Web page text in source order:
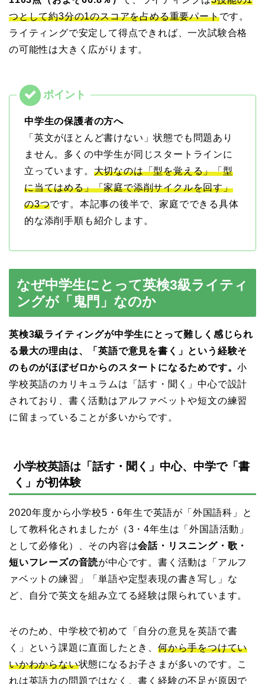
つとして約3分の1のスコアを占める重要パートです。
ライティングで安定して得点できれば、一次試験合格
の可能性は大きく広がります。
中学生の保護者の方へ
「英文がほとんど書けない」状態でも問題あり
ません。多くの中学生が同じスタートラインに
立っています。 大切なのは「型を覚える」「型
に当てはめる」「家庭で添削サイクルを回す」
の3つです。本記事の後半で、家庭でできる具体
的な添削手順も紹介します。
なぜ中学生にとって英検3級ライティ
ングが「鬼門」なのか
英検3級ライティングが中学生にとって難しく感じられ
る最大の理由は、「英語で意見を書く」という経験そ
のものがほぼゼロからのスタートになるためです。小
学校英語のカリキュラムは「話す・聞く」中心で設計
されており、書く活動はアルファベットや短文の練習
に留まっていることが多いからです。
小学校英語は「話す・聞く」中心、中学で「書
く」が初体験
2020年度から小学校5・6年生で英語が「外国語科」と
して教科化されましたが（3・4年生は「外国語活動」
として必修化）、その内容は会話・リスニング・歌・
短いフレーズの音読が中心です。書く活動は「アルフ
ァベットの練習」「単語や定型表現の書き写し」な
ど、自分で英文を組み立てる経験は限られています。
そのため、中学校で初めて「自分の意見を英語で書
く」という課題に直面したとき、 何から手をつけてい
いかわからない状態になるお子さまが多いのです。こ
れは英語力の問題ではなく、書く経験の不足が原因で